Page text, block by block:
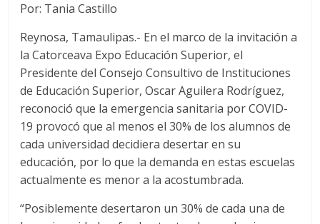
Por: Tania Castillo
Reynosa, Tamaulipas.- En el marco de la invitación a
la Catorceava Expo Educación Superior, el
Presidente del Consejo Consultivo de Instituciones
de Educación Superior, Oscar Aguilera Rodríguez,
reconoció que la emergencia sanitaria por COVID-
19 provocó que al menos el 30% de los alumnos de
cada universidad decidiera desertar en su
educación, por lo que la demanda en estas escuelas
actualmente es menor a la acostumbrada.
“Posiblemente desertaron un 30% de cada una de